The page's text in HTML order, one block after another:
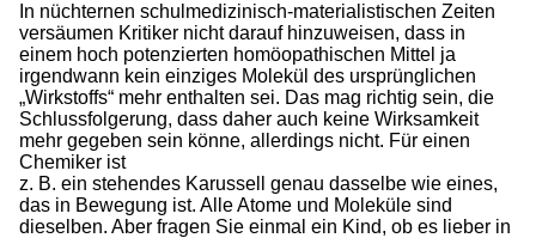
In nüchternen schulmedizinisch-materialistischen Zeiten
versäumen Kritiker nicht darauf hinzuweisen, dass in
einem hoch potenzierten homöopathischen Mittel ja
irgendwann kein einziges Molekül des ursprünglichen
„Wirkstoffs“ mehr enthalten sei. Das mag richtig sein, die
Schlussfolgerung, dass daher auch keine Wirksamkeit
mehr gegeben sein könne, allerdings nicht. Für einen
Chemiker ist
z. B. ein stehendes Karussell genau dasselbe wie eines,
das in Bewegung ist. Alle Atome und Moleküle sind
dieselben. Aber fragen Sie einmal ein Kind, ob es lieber in